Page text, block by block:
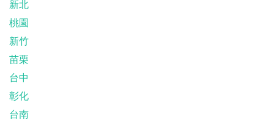
新北
桃園
新竹
苗栗
台中
彰化
台南